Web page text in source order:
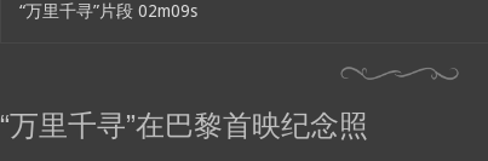
“万里千寻”片段 02m09s
“万里千寻”在巴黎首映纪念照